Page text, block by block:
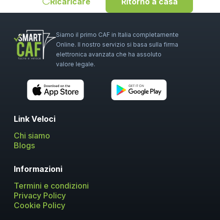
Siamo il primo CAF in Italia completamente
Online. Il nostro servizio si basa sulla firma
elettronica avanzata che ha assoluto
valore legale.
Link Veloci
Chi siamo
Blogs
Informazioni
Termini e condizioni
Privacy Policy
Cookie Policy